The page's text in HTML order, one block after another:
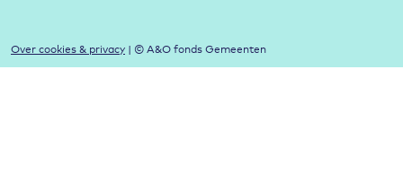
Over cookies & privacy | © A&O fonds Gemeenten